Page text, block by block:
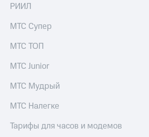
РИИЛ
МТС Супер
МТС ТОП
МТС Junior
МТС Мудрый
МТС Налегке
Тарифы для часов и модемов